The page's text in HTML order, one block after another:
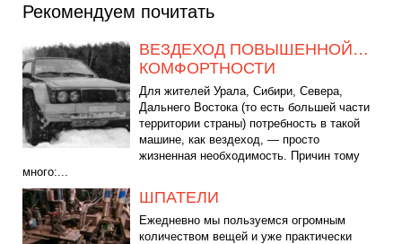
Рекомендуем почитать
ВЕЗДЕХОД ПОВЫШЕННОЙ…
КОМФОРТНОСТИ
Для жителей Урала, Сибири, Севера,
Дальнего Востока (то есть большей части
территории страны) потребность в такой
машине, как вездеход, — просто
жизненная необходимость. Причин тому
много:...
ШПАТЕЛИ
Ежедневно мы пользуемся огромным
количеством вещей и уже практически